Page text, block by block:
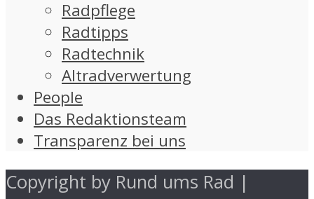
Radpflege
Radtipps
Radtechnik
Altradverwertung
People
Das Redaktionsteam
Transparenz bei uns
Copyright by Rund ums Rad |